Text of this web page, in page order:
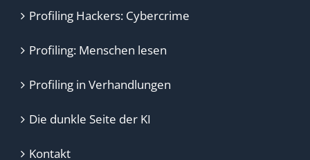
Profiling Hackers: Cybercrime
Profiling: Menschen lesen
Profiling in Verhandlungen
Die dunkle Seite der KI
Kontakt